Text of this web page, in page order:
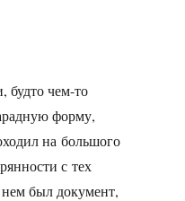
будто чем-то
форму,
на большого
с тех
был документ,